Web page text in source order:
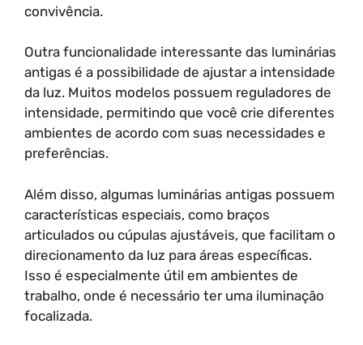
convivência.
Outra funcionalidade interessante das luminárias
antigas é a possibilidade de ajustar a intensidade
da luz. Muitos modelos possuem reguladores de
intensidade, permitindo que você crie diferentes
ambientes de acordo com suas necessidades e
preferências.
Além disso, algumas luminárias antigas possuem
características especiais, como braços
articulados ou cúpulas ajustáveis, que facilitam o
direcionamento da luz para áreas específicas.
Isso é especialmente útil em ambientes de
trabalho, onde é necessário ter uma iluminação
focalizada.